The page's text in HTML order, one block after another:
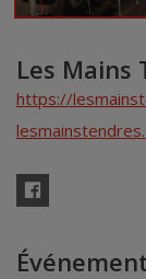
Les Mains
https://
Facebook